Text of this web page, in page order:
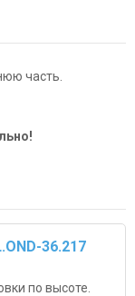
часть.
36.217
по высоте.